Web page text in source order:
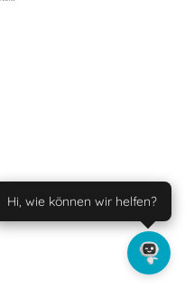
Hi, wie können wir helfen?